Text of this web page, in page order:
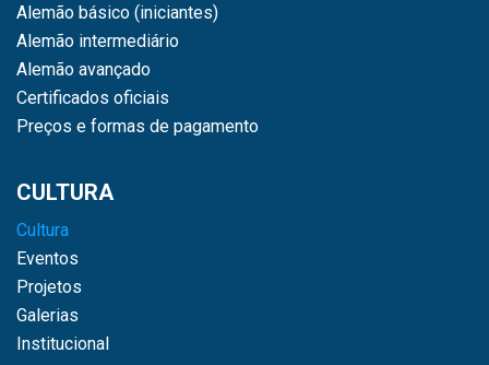
Alemão básico (iniciantes)
Alemão intermediário
Alemão avançado
Certificados oficiais
Preços e formas de pagamento
CULTURA
Cultura
Eventos
Projetos
Galerias
Institucional